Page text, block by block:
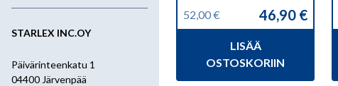
STARLEX INC.OY
Päivärinteenkatu 1
04400 Järvenpää
52,00€
Alkuperäinen
52,00 €.
46,90 €
Nykyinen
46,90 €.
LISÄÄ
OSTOSKORIIN